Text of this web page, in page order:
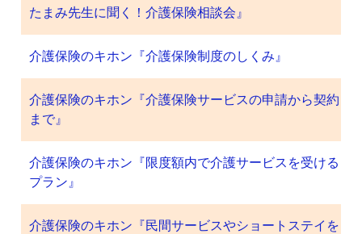
たまみ先生に聞く！介護保険相談会』
介護保険のキホン『介護保険制度のしくみ』
介護保険のキホン『介護保険サービスの申請から契約
まで』
介護保険のキホン『限度額内で介護サービスを受ける
プラン』
介護保険のキホン『民間サービスやショートステイを